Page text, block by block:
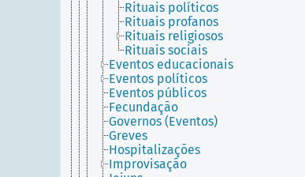
Rituais políticos
Rituais profanos
Rituais religiosos
Rituais sociais
Eventos educacionais
Eventos políticos
Eventos públicos
Fecundação
Governos (Eventos)
Greves
Hospitalizações
Improvisação